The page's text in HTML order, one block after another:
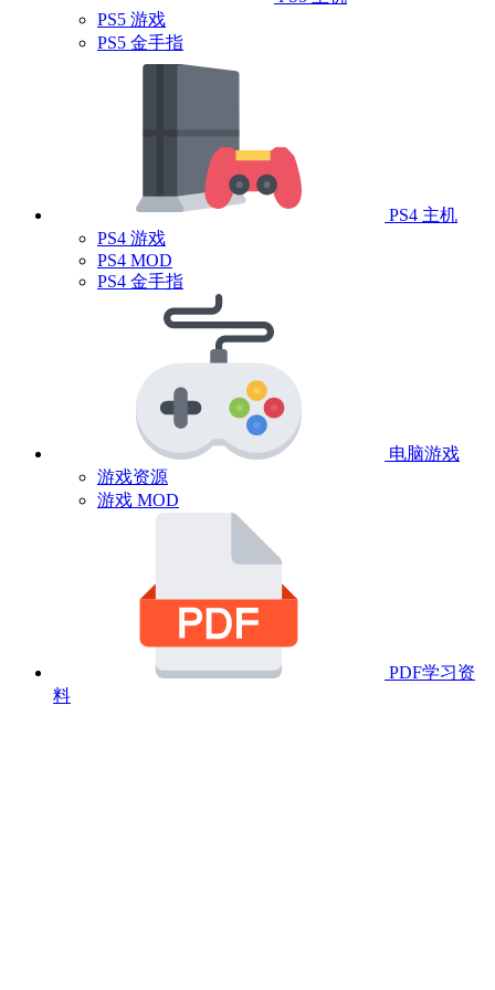
PS5 游戏
PS5 金手指
PS4 主机
PS4 游戏
PS4 MOD
PS4 金手指
电脑游戏
游戏资源
游戏 MOD
PDF学习资
料